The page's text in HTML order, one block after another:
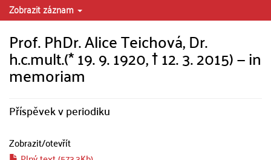
Zobrazit záznam
Prof. PhDr. Alice Teichová, Dr.
h.c.mult.(* 19. 9. 1920, † 12. 3. 2015) — in
memoriam
Příspěvek v periodiku
Zobrazit/otevřít